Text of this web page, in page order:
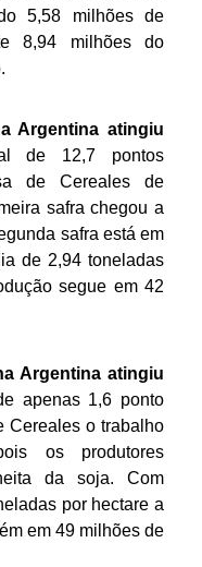
5,58 milhões de
8,94 milhões do
Argentina atingiu
de 12,7 pontos
de Cereales de
safra chegou a
safra está em
de 2,94 toneladas
segue em 42
Argentina atingiu
apenas 1,6 ponto
Cereales o trabalho
os produtores
da soja. Com
por hectare a
em 49 milhões de